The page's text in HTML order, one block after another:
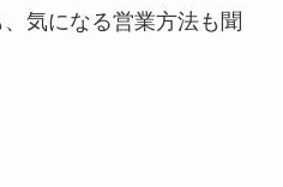
気になる営業方法も聞